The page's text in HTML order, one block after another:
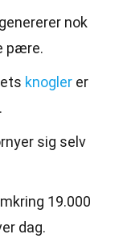
nok
pære.
knogler er
sig selv
19.000
dag.